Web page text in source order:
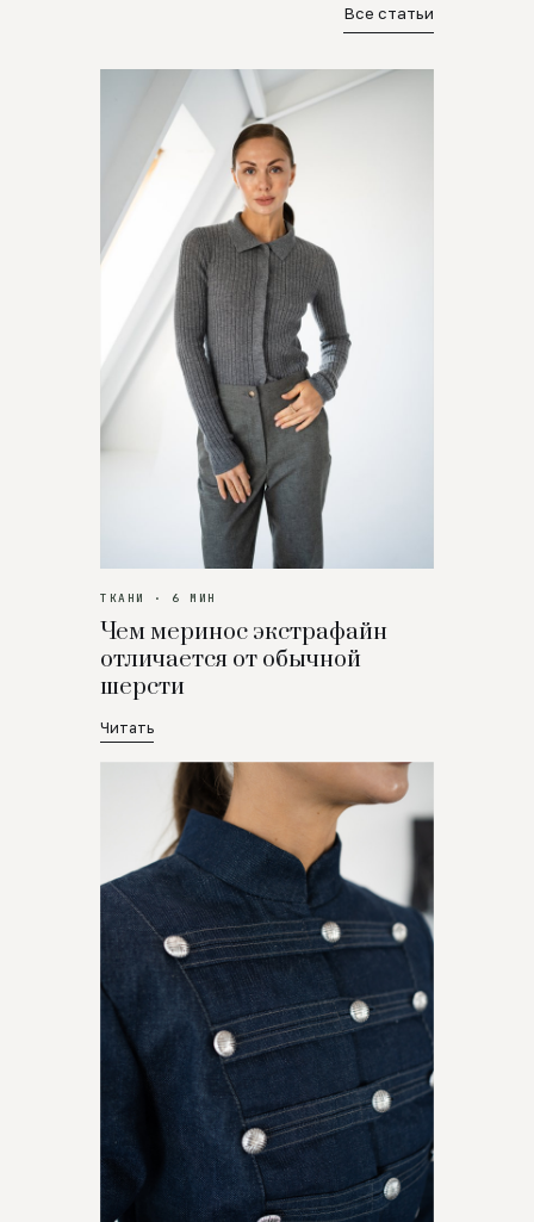
Все статьи
ТКАНИ · 6 МИН
Чем меринос экстрафайн
отличается от обычной
шерсти
Читать